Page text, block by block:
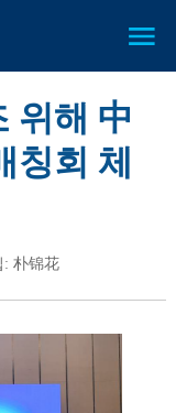
위해 中
칭회 체
: 朴锦花